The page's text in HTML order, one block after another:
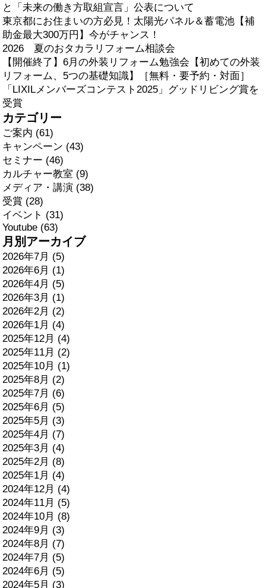
と「未来の働き方取組宣言」公表について
東京都にお住まいの方必見！太陽光パネル＆蓄電池【補
助金最大300万円】今がチャンス！
2026 夏のおタカラリフォーム相談会
【開催終了】6月の外装リフォーム勉強会【初めての外装
リフォーム、5つの基礎知識】［無料・要予約・対面］
「LIXILメンバーズコンテスト2025」グッドリビング賞を
受賞
カテゴリー
ご案内 (61)
キャンペーン (43)
セミナー (46)
カルチャー教室 (9)
メディア・講演 (38)
受賞 (28)
イベント (31)
Youtube (63)
月別アーカイブ
2026年7月 (5)
2026年6月 (1)
2026年4月 (5)
2026年3月 (1)
2026年2月 (2)
2026年1月 (4)
2025年12月 (4)
2025年11月 (2)
2025年10月 (1)
2025年8月 (2)
2025年7月 (6)
2025年6月 (5)
2025年5月 (3)
2025年4月 (7)
2025年3月 (4)
2025年2月 (8)
2025年1月 (4)
2024年12月 (4)
2024年11月 (5)
2024年10月 (8)
2024年9月 (3)
2024年8月 (7)
2024年7月 (5)
2024年6月 (5)
2024年5月 (3)